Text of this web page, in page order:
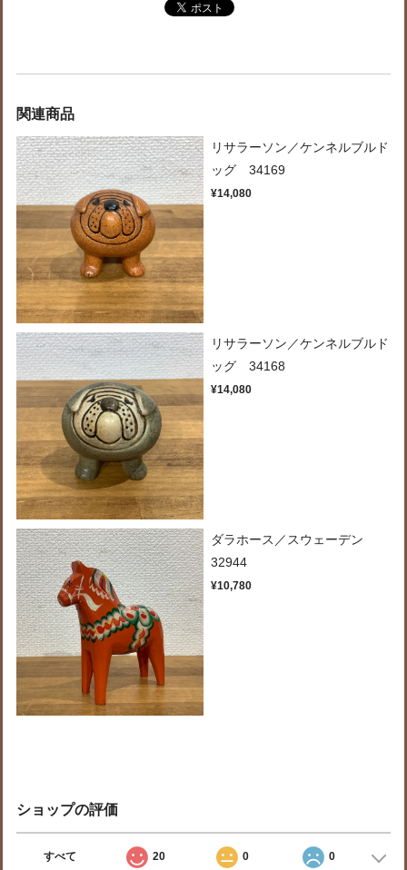
関連商品
リサラーソン／ケンネルブルド
ッグ 34169
¥14,080
リサラーソン／ケンネルブルド
ッグ 34168
¥14,080
ダラホース／スウェーデン
32944
¥10,780
ショップの評価
すべて 20 0 0